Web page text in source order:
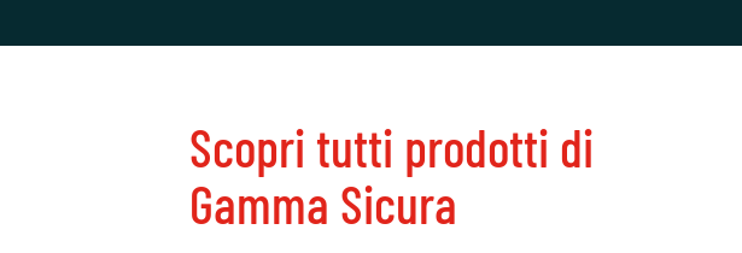
Scopri tutti prodotti di
Gamma Sicura